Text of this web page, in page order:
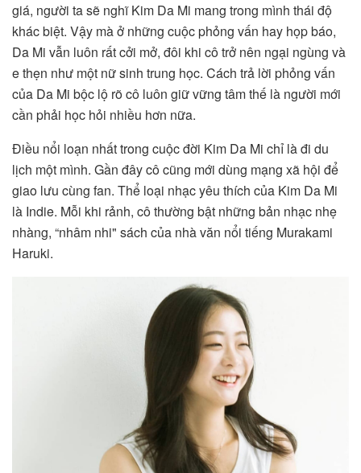
giá, người ta sẽ nghĩ Kim Da Mi mang trong mình thái độ
khác biệt. Vậy mà ở những cuộc phỏng vấn hay họp báo,
Da Mi vẫn luôn rất cởi mở, đôi khi cô trở nên ngại ngùng và
e thẹn như một nữ sinh trung học. Cách trả lời phỏng vấn
của Da Mi bộc lộ rõ cô luôn giữ vững tâm thế là người mới
cần phải học hỏi nhiều hơn nữa.
Điều nổi loạn nhất trong cuộc đời Kim Da Mi chỉ là đi du
lịch một mình. Gần đây cô cũng mới dùng mạng xã hội để
giao lưu cùng fan. Thể loại nhạc yêu thích của Kim Da Mi
là Indie. Mỗi khi rảnh, cô thường bật những bản nhạc nhẹ
nhàng, “nhâm nhi" sách của nhà văn nổi tiếng Murakami
Haruki.